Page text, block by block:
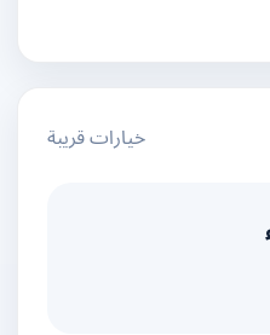
خيارات قريبة